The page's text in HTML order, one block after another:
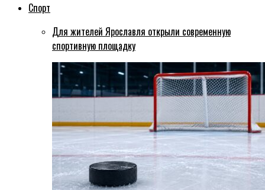
Спорт
Для жителей Ярославля открыли современную
спортивную площадку